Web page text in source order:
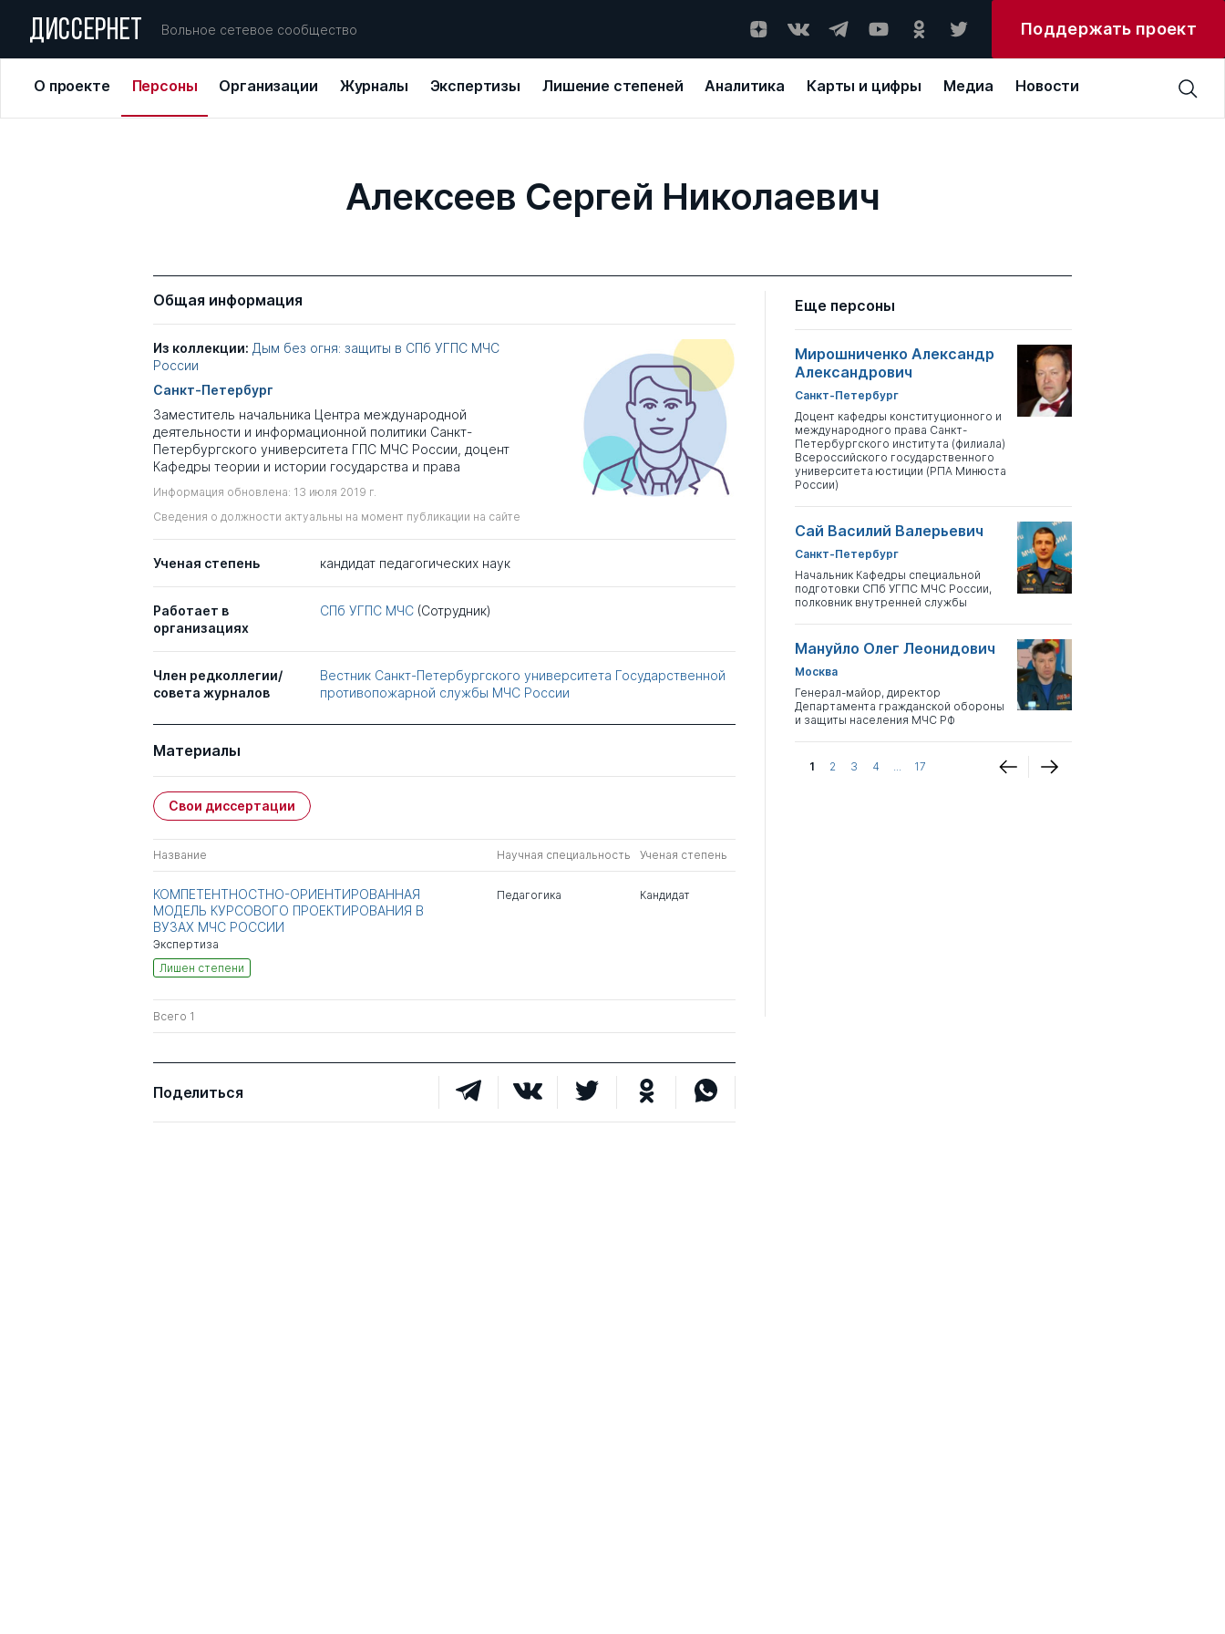
ДИССЕРНЕТ Вольное сетевое сообщество Поддержать проект
О проекте Персоны Организации Журналы Экспертизы Лишение степеней Аналитика Карты и цифры Медиа Новости
Алексеев Сергей Николаевич
Общая информация
Из коллекции: Дым без огня: защиты в СПб УГПС МЧС
России
Санкт-Петербург
Заместитель начальника Центра международной
деятельности и информационной политики Санкт-
Петербургского университета ГПС МЧС России, доцент
Кафедры теории и истории государства и права
Информация обновлена: 13 июля 2019 г.
Сведения о должности актуальны на момент публикации на сайте
Ученая степень кандидат педагогических наук
Работает в
организациях
СПб УГПС МЧС (Сотрудник)
Член редколлегии/
совета журналов
Вестник Санкт-Петербургского университета Государственной
противопожарной службы МЧС России
Материалы
Свои диссертации
Название Научная специальность Ученая степень
КОМПЕТЕНТНОСТНО-ОРИЕНТИРОВАННАЯ
МОДЕЛЬ КУРСОВОГО ПРОЕКТИРОВАНИЯ В
ВУЗАХ МЧС РОССИИ
Экспертиза
Лишен степени
Педагогика Кандидат
Всего 1
Поделиться
Еще персоны
Мирошниченко Александр
Александрович
Санкт-Петербург
Доцент кафедры конституционного и
международного права Санкт-
Петербургского института (филиала)
Всероссийского государственного
университета юстиции (РПА Минюста
России)
Сай Василий Валерьевич
Санкт-Петербург
Начальник Кафедры специальной
подготовки СПб УГПС МЧС России,
полковник внутренней службы
Мануйло Олег Леонидович
Москва
Генерал-майор, директор
Департамента гражданской обороны
и защиты населения МЧС РФ
1 2 3 4 ... 17